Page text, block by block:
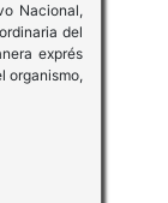
Nacional,
del
exprés
organismo,